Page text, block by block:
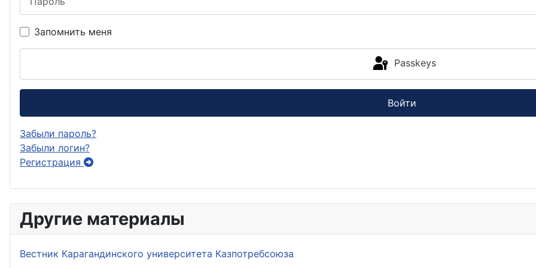
Запомнить меня
Passkeys
Войти
Забыли пароль?
Забыли логин?
Регистрация
Другие материалы
Вестник Карагандинского университета Казпотребсоюза